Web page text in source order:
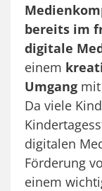
bereits im
digitale
einem
Umgang
Da viele
digitalen
Förderung
einem